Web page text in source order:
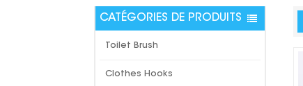
CATÉGORIES DE PRODUITS
Toilet Brush
Clothes Hooks